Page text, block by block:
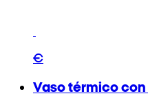
€
Vaso térmico